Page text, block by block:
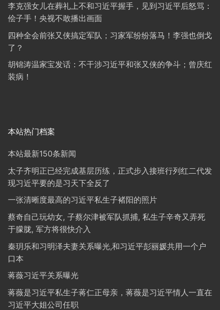
李克强女儿在葬礼上不和习近平握手，见到习近平后怒骂：
侩子手！央视不敢播出画面
四种全会前张又侠搞定军队；习家军纷纷落马！李强也倒戈
了？
胡锦涛温家宝发话：不干涉习近平和张又侠的争斗；曾庆红
装病！
本站热门档案
本站最新150条新闻
太子齐明正已经完成基层历练，正式步入接班行列红二代发
现习近平要的是习天下全反了
一张清晰度最高的习近平私生子褚阳的照片
蔡奇自己玩幼女, 子蔡尔津被军队抓捕, 私生子辛奇又弄死
于朦胧, 军方将很快介入
秦玥乐和习明泽夫妻关系曝光,和习近平彭丽媛共用一个户
口本
蒋薇习近平关系曝光
蒋薇是习近平私生子蒋仁正母亲，蒋薇是习近平情人一直在
习近平大姐公司任职